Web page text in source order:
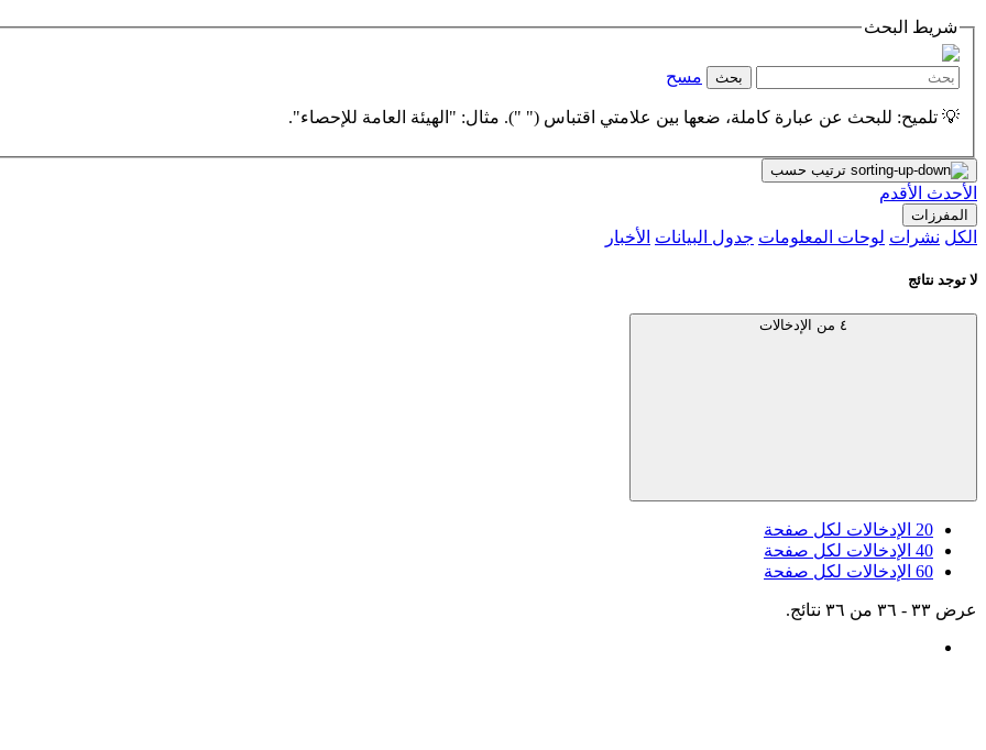
شريط البحث
بحث مسح
💡 تلميح: للبحث عن عبارة كاملة، ضعها بين علامتي اقتباس (" "). مثال: "الهيئة العامة للإحصاء".
ترتيب حسب
الأحدث الأقدم
المفرزات
الكل نشرات لوحات المعلومات جدول البيانات الأخبار
لا توجد نتائج
٤ من الإدخالات
20 الإدخالات لكل صفحة
40 الإدخالات لكل صفحة
60 الإدخالات لكل صفحة
عرض ٣٣ - ٣٦ من ٣٦ نتائج.